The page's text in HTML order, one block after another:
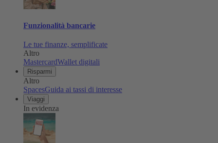
Funzionalità bancarie
Le tue finanze, semplificate
Altro
MastercardWallet digitali
Risparmi
Altro
SpacesGuida ai tassi di interesse
Viaggi
In evidenza